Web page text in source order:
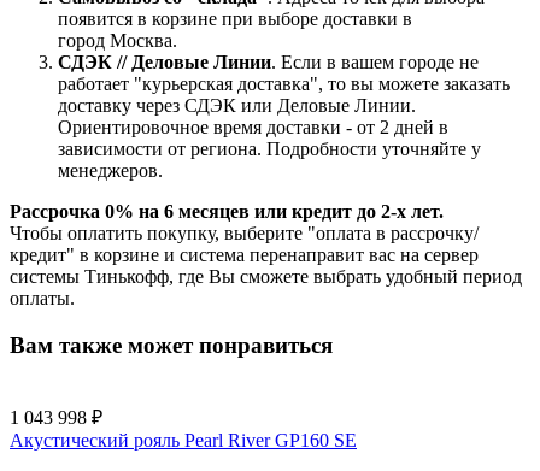
появится в корзине при выборе доставки в
город Москва.
СДЭК // Деловые Линии. Если в вашем городе не
работает "курьерская доставка", то вы можете заказать
доставку через СДЭК или Деловые Линии.
Ориентировочное время доставки - от 2 дней в
зависимости от региона. Подробности уточняйте у
менеджеров.
Рассрочка 0% на 6 месяцев или кредит до 2-х лет.
Чтобы оплатить покупку, выберите "оплата в рассрочку/
кредит" в корзине и система перенаправит вас на сервер
системы Тинькофф, где Вы сможете выбрать удобный период
оплаты.
Вам также может понравиться
1 043 998 ₽
Акустический рояль Pearl River GP160 SE